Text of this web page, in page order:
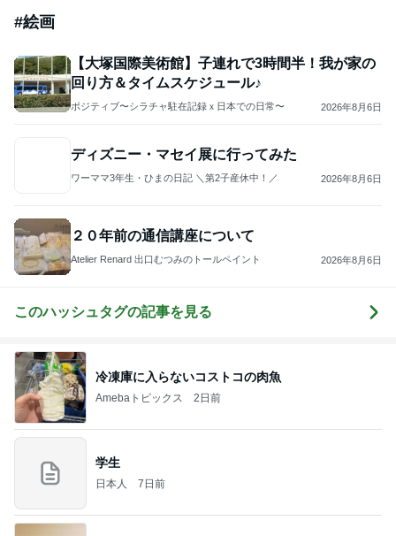
#絵画
【大塚国際美術館】子連れで3時間半！我が家の
回り方＆タイムスケジュール♪
ポジティブ〜シラチャ駐在記録ｘ日本での日常〜 2026年8月6日
ディズニー・マセイ展に行ってみた
ワーママ3年生・ひまの日記 ＼第2子産休中！／ 2026年8月6日
２０年前の通信講座について
Atelier Renard 出口むつみのトールペイント 2026年8月6日
このハッシュタグの記事を見る
冷凍庫に入らないコストコの肉魚
Amebaトピックス 2日前
学生
日本人 7日前